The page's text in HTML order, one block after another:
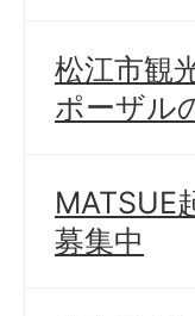
松江市観
ポーザル
MATSUE
募集中